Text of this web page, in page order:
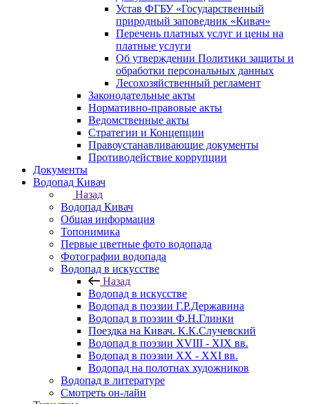
Устав ФГБУ «Государственный
природный заповедник «Кивач»
Перечень платных услуг и цены на
платные услуги
Об утверждении Политики защиты и
обработки персональных данных
Лесохозяйственный регламент
Законодательные акты
Нормативно-правовые акты
Ведомственные акты
Стратегии и Концепции
Правоустанавливающие документы
Противодействие коррупции
Документы
Водопад Кивач
Назад
Водопад Кивач
Общая информация
Топонимика
Первые цветные фото водопада
Фотографии водопада
Водопад в искусстве
Назад
Водопад в искусстве
Водопад в поэзии Г.Р.Державина
Водопад в поэзии Ф.Н.Глинки
Поездка на Кивач. К.К.Случевский
Водопад в поэзии XVIII - XIX вв.
Водопад в поэзии XX - XXI вв.
Водопад на полотнах художников
Водопад в литературе
Смотреть он-лайн